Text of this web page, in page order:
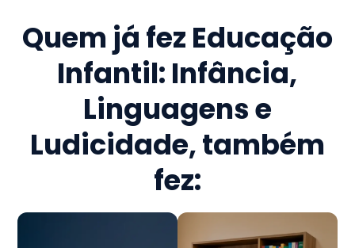
Quem já fez Educação
Infantil: Infância,
Linguagens e
Ludicidade, também
fez: